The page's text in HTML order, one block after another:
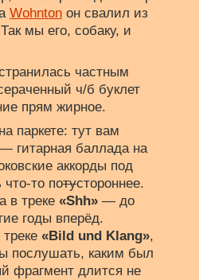
Wohnton он свалил из
мы его, собаку, и
частным
ч/б буклет
прям жирное.
паркете: тут вам
гитарная баллада на
аккорды под
то потустороннее.
в треке «Shh» — до
годы вперёд.
«Bild und Klang»,
послушать, каким был
фрагмент длится не